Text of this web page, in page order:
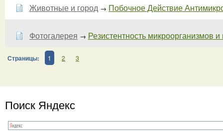
Животные и город → Побочное Действие
Фотогалерея → Резистентность микроорганизмов
Страницы: 1 2 3
Поиск Яндекс